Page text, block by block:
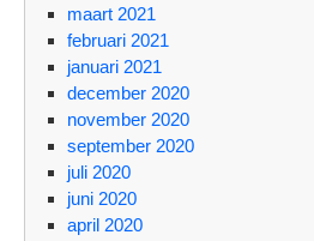
maart 2021
februari 2021
januari 2021
december 2020
november 2020
september 2020
juli 2020
juni 2020
april 2020